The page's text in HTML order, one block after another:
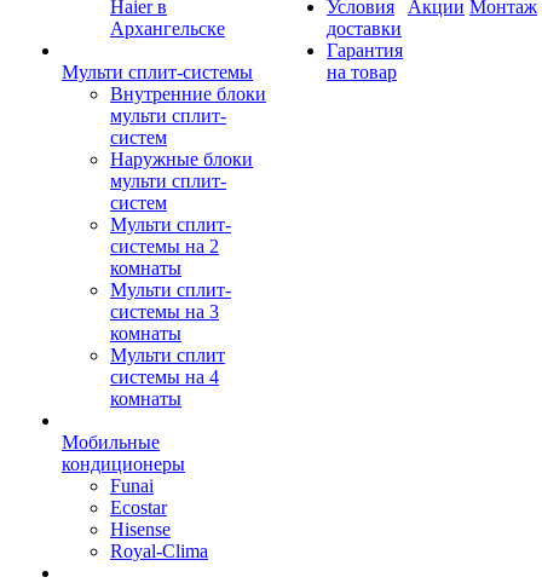
Haier в
Архангельске
Мульти сплит-системы
Внутренние блоки
мульти сплит-
систем
Наружные блоки
мульти сплит-
систем
Мульти сплит-
системы на 2
комнаты
Мульти сплит-
системы на 3
комнаты
Мульти сплит
системы на 4
комнаты
Мобильные
кондиционеры
Funai
Ecostar
Hisense
Royal-Clima
Условия
доставки
Гарантия
на товар
Акции Монтаж